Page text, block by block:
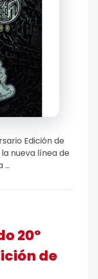
20º
de
Edición de
la nueva línea de
...